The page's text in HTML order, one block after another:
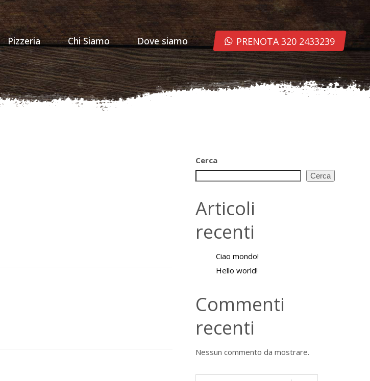
Pizzeria Chi Siamo Dove siamo PRENOTA 320 2433239
Cerca
Cerca
Articoli
recenti
Ciao mondo!
Hello world!
Commenti
recenti
Nessun commento da mostrare.